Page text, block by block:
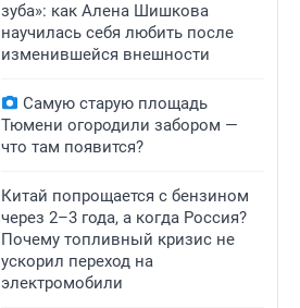
зуба»: как Алена Шишкова
научилась себя любить после
изменившейся внешности
Самую старую площадь
Тюмени огородили забором —
что там появится?
Китай попрощается с бензином
через 2–3 года, а когда Россия?
Почему топливный кризис не
ускорил переход на
электромобили